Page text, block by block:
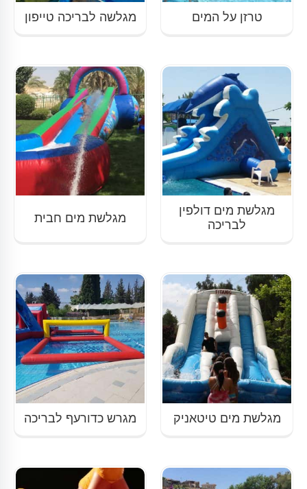
טרזן על המים מגלשה לבריכה טייפון
מגלשת מים דולפין
לבריכה
מגלשת מים חבית
מגלשת מים טיטאניק מגרש כדורעף לבריכה